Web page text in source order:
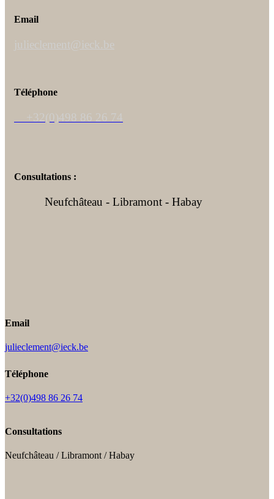
Email
julieclement@ieck.be
Téléphone
+32(0)498 86 26 74
Consultations :
Neufchâteau - Libramont - Habay
Email
julieclement@ieck.be
Téléphone
+32(0)498 86 26 74
Consultations
Neufchâteau / Libramont / Habay